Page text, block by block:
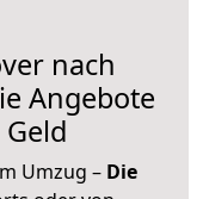
nach
Angebote
Umzug – Die